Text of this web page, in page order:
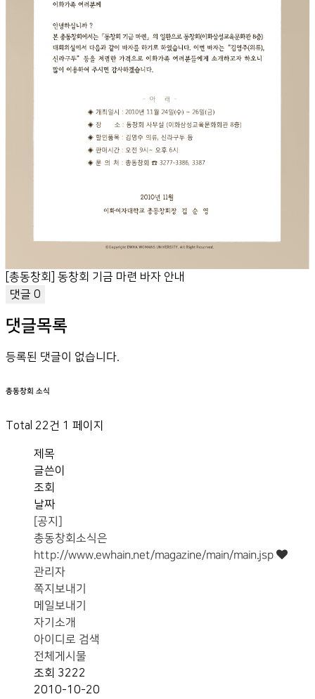
[총동창회] 동창회 기금 마련 바자 안내
댓글 0
댓글목록
등록된 댓글이 없습니다.
총동창회 소식
Total 22건 1 페이지
제목
글쓴이
조회
날짜
[공지]
총동창회소식은
http://www.ewhain.net/magazine/main/main.jsp
관리자
쪽지보내기
메일보내기
자기소개
아이디로 검색
전체게시물
조회 3222
2010-10-20